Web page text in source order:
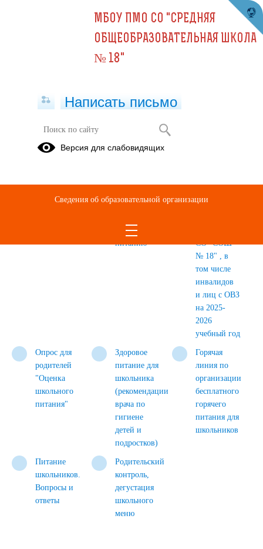
Питание
питания
участников
правильному
питанию
питания
СО "СОШ
№ 18" , в
том числе
инвалидов
и лиц с ОВЗ
на 2025-
2026
учебный год
Опрос для
родителей
"Оценка
школьного
питания"
Здоровое
питание для
школьника
(рекомендации
врача по
гигиене
детей и
подростков)
Горячая
линия по
организации
бесплатного
горячего
питания для
школьников
Питание
школьников.
Вопросы и
ответы
Родительский
контроль,
дегустация
школьного
меню
МБОУ ПМО СО "СРЕДНЯЯ
ОБЩЕОБРАЗОВАТЕЛЬНАЯ ШКОЛА
№ 18"
Написать письмо
Версия для слабовидящих
Сведения об образовательной организации